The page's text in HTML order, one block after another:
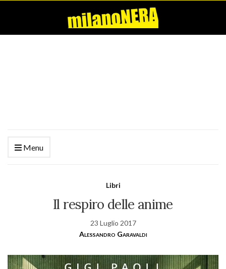
Menu
Libri
Il respiro delle anime
23 Luglio 2017
Alessandro Garavaldi